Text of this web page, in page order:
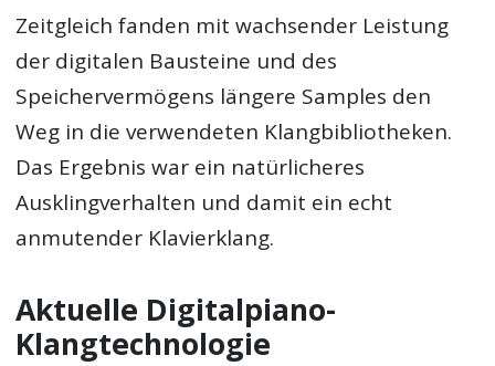
Zeitgleich fanden mit wachsender Leistung
der digitalen Bausteine und des
Speichervermögens längere Samples den
Weg in die verwendeten Klangbibliotheken.
Das Ergebnis war ein natürlicheres
Ausklingverhalten und damit ein echt
anmutender Klavierklang.
Aktuelle Digitalpiano-
Klangtechnologie